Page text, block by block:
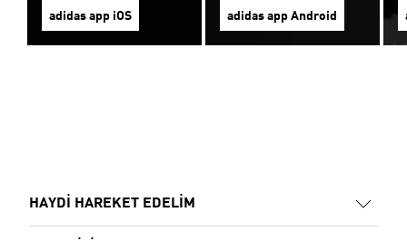
adidas app iOS adidas app Android
HAYDİ HAREKET EDELİM